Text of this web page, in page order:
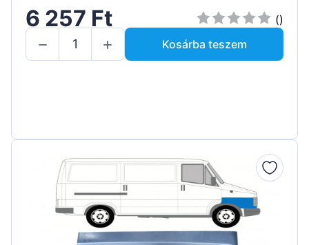
6 257 Ft
()
Kosárba teszem